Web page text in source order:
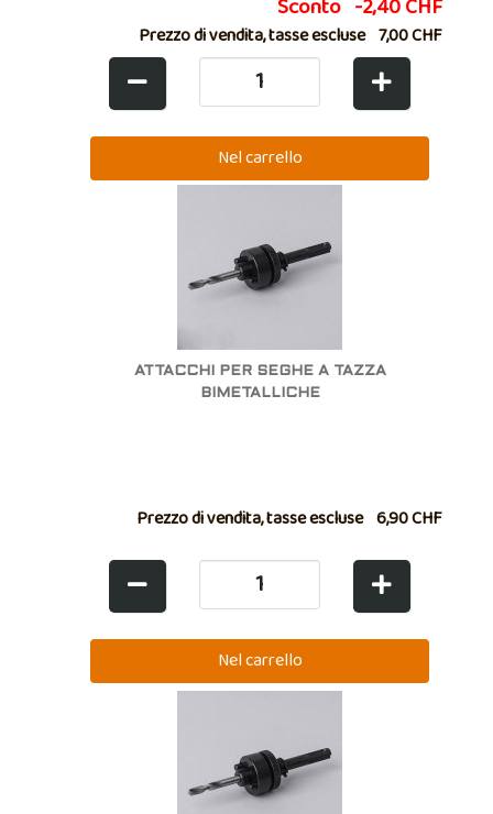
Sconto -2,40 CHF
Prezzo di vendita, tasse escluse 7,00 CHF
ATTACCHI PER SEGHE A TAZZA
BIMETALLICHE
Prezzo di vendita, tasse escluse 6,90 CHF